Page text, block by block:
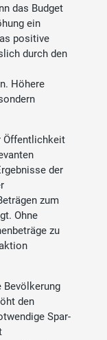
das Budget
ein
positive
durch den
Höhere
Öffentlichkeit
der
zum
Ohne
zu
Bevölkerung
den
Spar-